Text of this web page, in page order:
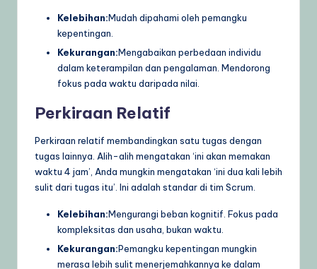
Kelebihan:Mudah dipahami oleh pemangku
kepentingan.
Kekurangan:Mengabaikan perbedaan individu
dalam keterampilan dan pengalaman. Mendorong
fokus pada waktu daripada nilai.
Perkiraan Relatif
Perkiraan relatif membandingkan satu tugas dengan
tugas lainnya. Alih-alih mengatakan ‘ini akan memakan
waktu 4 jam’, Anda mungkin mengatakan ‘ini dua kali lebih
sulit dari tugas itu’. Ini adalah standar di tim Scrum.
Kelebihan:Mengurangi beban kognitif. Fokus pada
kompleksitas dan usaha, bukan waktu.
Kekurangan:Pemangku kepentingan mungkin
merasa lebih sulit menerjemahkannya ke dalam